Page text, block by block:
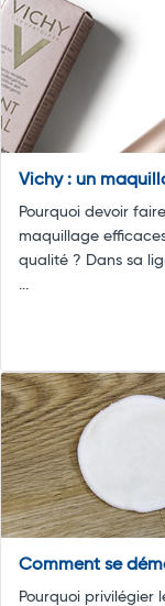
Vichy : un
Pourquoi devoir
maquillage
qualité ? Dans sa
...
Comment se
Pourquoi privilégier